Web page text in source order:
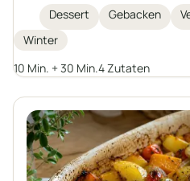
Gewürze und das zarte,
Dieses Rezept ist schnell
hervorragend für
leichter Nachtisch bei
auch gesund, leicht
Ganzen serviert besonders
Dessert Gebacken
Winter
10 Min. + 30 Min.4 Zutaten